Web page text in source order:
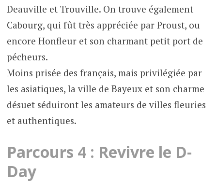
Deauville et Trouville. On trouve également
Cabourg, qui fût très appréciée par Proust, ou
encore Honfleur et son charmant petit port de
pécheurs.
Moins prisée des français, mais privilégiée par
les asiatiques, la ville de Bayeux et son charme
désuet séduiront les amateurs de villes fleuries
et authentiques.
Parcours 4 : Revivre le D-
Day